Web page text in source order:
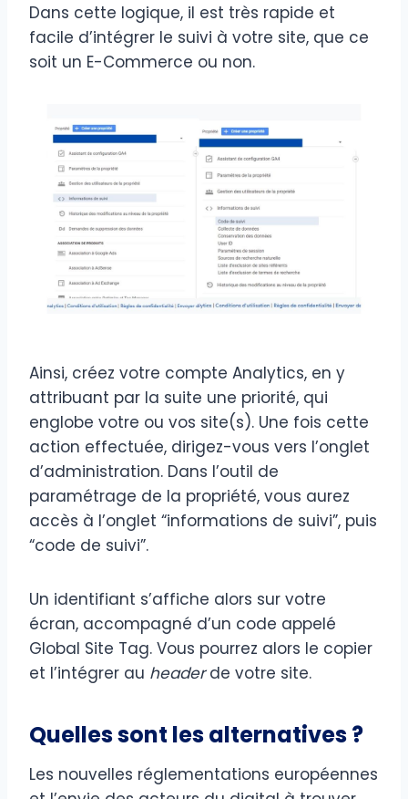
Dans cette logique, il est très rapide et
facile d’intégrer le suivi à votre site, que ce
soit un E-Commerce ou non.
Ainsi, créez votre compte Analytics, en y
attribuant par la suite une priorité, qui
englobe votre ou vos site(s). Une fois cette
action effectuée, dirigez-vous vers l’onglet
d’administration. Dans l’outil de
paramétrage de la propriété, vous aurez
accès à l’onglet “informations de suivi”, puis
“code de suivi”.
Un identifiant s’affiche alors sur votre
écran, accompagné d’un code appelé
Global Site Tag. Vous pourrez alors le copier
et l’intégrer au headerde votre site.
Quelles sont les alternatives ?
Les nouvelles réglementations européennes